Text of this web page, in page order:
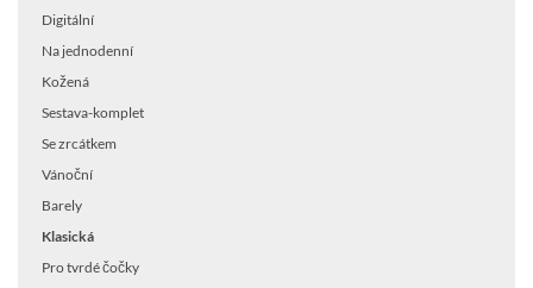
Digitální
Na jednodenní
Kožená
Sestava-komplet
Se zrcátkem
Vánoční
Barely
Klasická
Pro tvrdé čočky